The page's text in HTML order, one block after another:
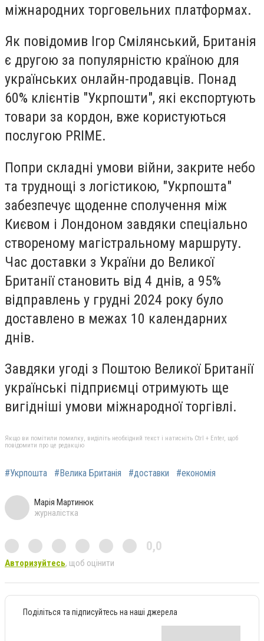
міжнародних торговельних платформах.
Як повідомив Ігор Смілянський, Британія
є другою за популярністю країною для
українських онлайн-продавців. Понад
60% клієнтів "Укрпошти", які експортують
товари за кордон, вже користуються
послугою PRIME.
Попри складні умови війни, закрите небо
та труднощі з логістикою, "Укрпошта"
забезпечує щоденне сполучення між
Києвом і Лондоном завдяки спеціально
створеному магістральному маршруту.
Час доставки з України до Великої
Британії становить від 4 днів, а 95%
відправлень у грудні 2024 року було
доставлено в межах 10 календарних
днів.
Завдяки угоді з Поштою Великої Британії
українські підприємці отримують ще
вигідніші умови міжнародної торгівлі.
Якщо ви помітили помилку, виділіть необхідний текст і натисніть Ctrl + Enter, щоб
повідомити про це редакцію
#Укрпошта #Велика Британія #доставки #економія
Марія Мартинюк
журналістка
0,0
Авторизуйтесь, щоб оцінити
Поділіться та підписуйтесь на наші джерела